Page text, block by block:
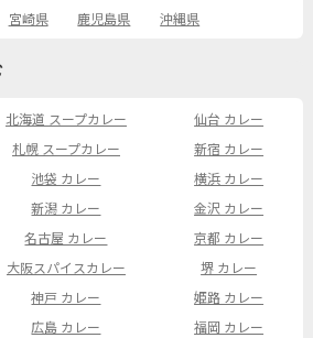
宮崎県 鹿児島県 沖縄県
北海道 スープカレー
仙台 カレー
札幌 スープカレー
新宿 カレー
池袋 カレー
横浜 カレー
新潟 カレー
金沢 カレー
名古屋 カレー
京都 カレー
大阪スパイスカレー
堺 カレー
神戸 カレー
姫路 カレー
広島 カレー
福岡 カレー